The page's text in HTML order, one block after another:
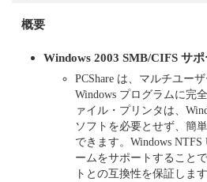
概要
Windows 2003 SMB/CIFS サポ
PCShare は、マルチユー
Windows プログラムに完
ァイル・プリンタは、
ソフトを必要とせず、簡
できます。Windows
ームをサポートすること
トとの互換性を保証します